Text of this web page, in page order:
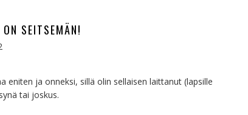
SEITSEMÄN!
ja onneksi, sillä olin sellaisen laittanut (lapsille
tai joskus.